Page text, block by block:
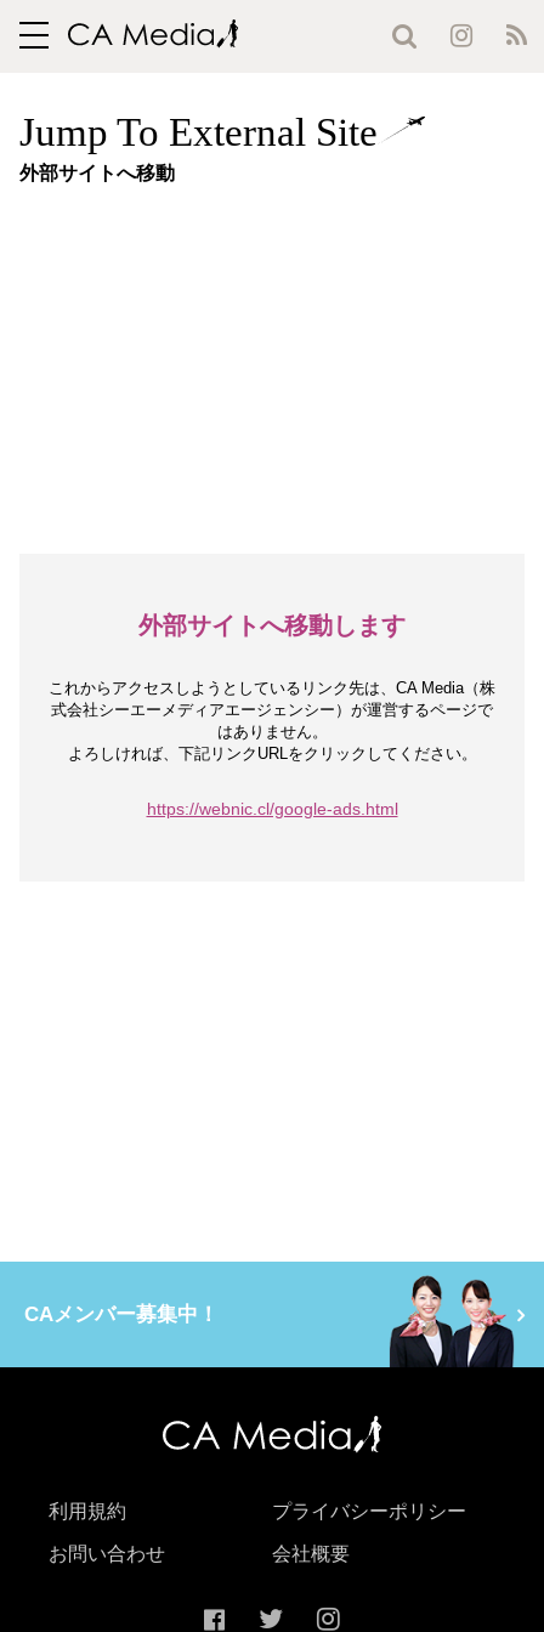
toggle
Jump To External Site
外部サイトへ移動
外部サイトへ移動します
これからアクセスしようとしているリンク先は、 CA Media（株
式会社シーエーメディアエージェンシー）が運営するページで
はありません。
よろしければ、下記リンクURLをクリックしてください。
https://webnic.cl/google-ads.html
CAメンバー募集中！
利用規約 プライバシーポリシー
お問い合わせ 会社概要